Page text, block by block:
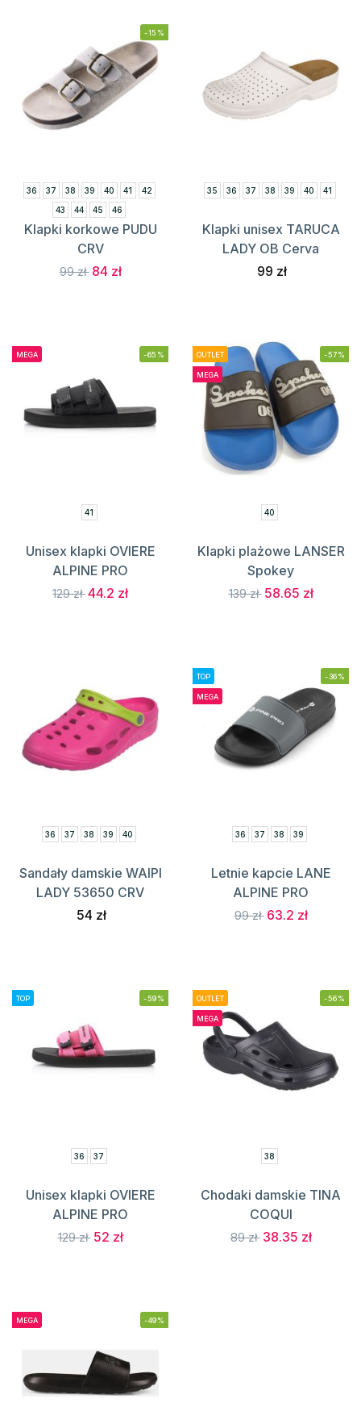
-15%
36 37 38 39 40 41
42
43
44 45 46
Klapki korkowe PUDU
CRV
99 zł 84 zł
35 36 37 38 39 40 41
Klapki unisex TARUCA
LADY OB Cerva
99 zł
MEGA -65%
41
Unisex klapki OVIERE
ALPINE PRO
129 zł44.2 zł
OUTLET
MEGA
-57%
40
Klapki plażowe LANSER
Spokey
139 zł 58.65 zł
36 37 38 39 40
Sandały damskie WAIPI
LADY 53650 CRV
54 zł
TOP
MEGA
-36%
36 37 38 39
Letnie kapcie LANE
ALPINE PRO
99 zł 63.2 zł
TOP -59%
36 37
Unisex klapki OVIERE
ALPINE PRO
129 zł 52 zł
OUTLET
MEGA
-56%
38
Chodaki damskie TINA
COQUI
89 zł 38.35 zł
MEGA -49%